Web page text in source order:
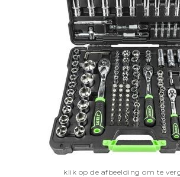
klik op de afbeelding om te